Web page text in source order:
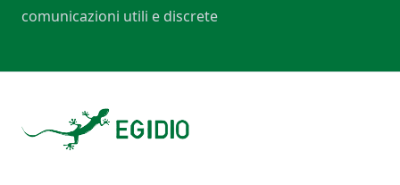
comunicazioni utili e discrete